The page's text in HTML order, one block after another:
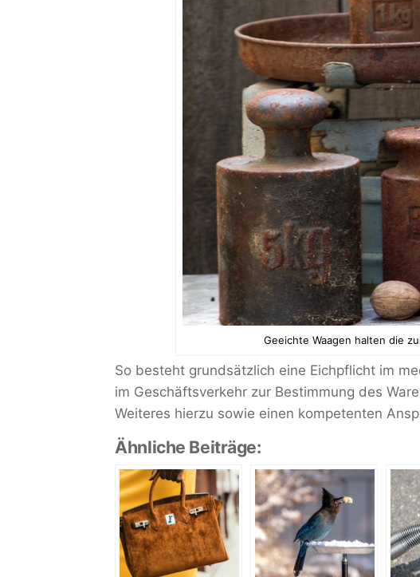
Geeichte Waagen halten die
So besteht grundsätzlich eine Eichpflicht im
im Geschäftsverkehr zur Bestimmung des
Weiteres hierzu sowie einen kompetenten
Ähnliche Beiträge: